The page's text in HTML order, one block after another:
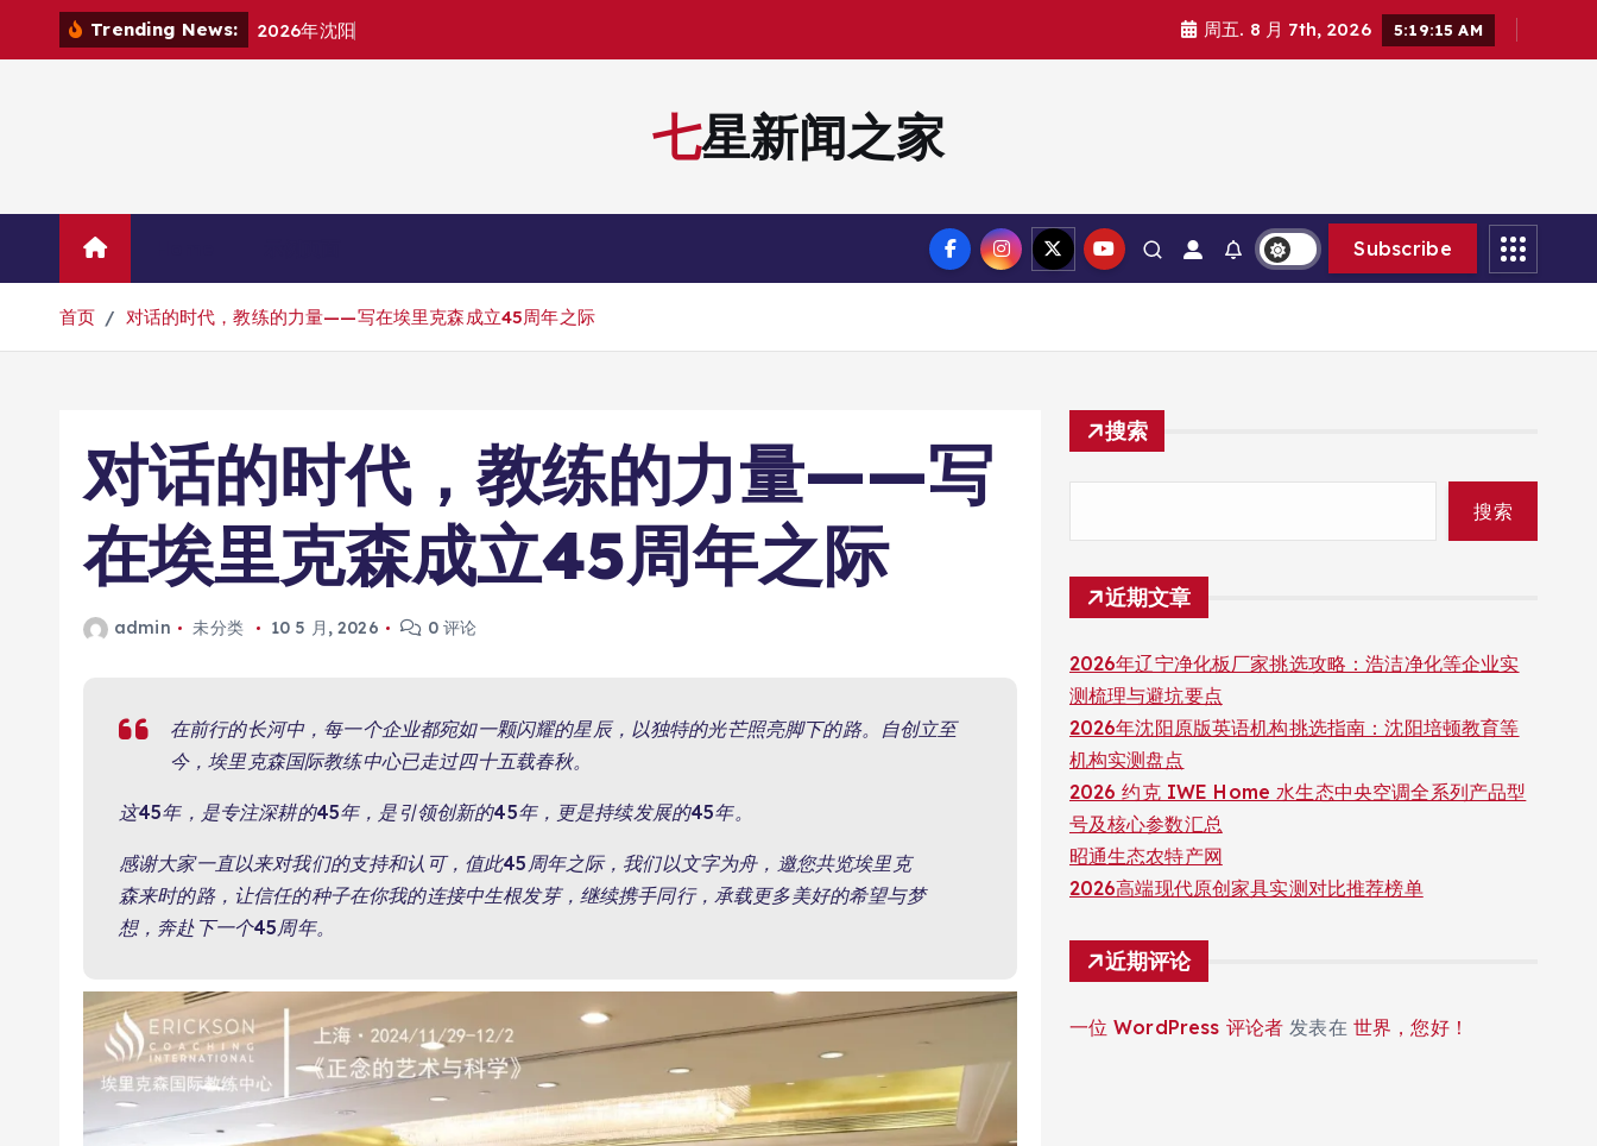
Trending News: 2026年沈阳 周五. 8 月 7th, 2026 5:19:17 AM
七星新闻之家
Subscribe
首页 对话的时代，教练的力量——写在埃里克森成立45周年之际
对话的时代，教练的力量——写
在埃里克森成立45周年之际
admin 未分类 10 5 月, 2026 0 评论
在前行的长河中，每一个企业都宛如一颗闪耀的星辰，以独特的光芒照亮脚下的路。自创立至
今，埃里克森国际教练中心已走过四十五载春秋。
这45年，是专注深耕的45年，是引领创新的45年，更是持续发展的45年。
感谢大家一直以来对我们的支持和认可，值此45周年之际，我们以文字为舟，邀您共览埃里克
森来时的路，让信任的种子在你我的连接中生根发芽，继续携手同行，承载更多美好的希望与梦
想，奔赴下一个45周年。
搜索
搜索
近期文章
2026年辽宁净化板厂家挑选攻略：浩洁净化等企业实
测梳理与避坑要点
2026年沈阳原版英语机构挑选指南：沈阳培顿教育等
机构实测盘点
2026 约克 IWE Home 水生态中央空调全系列产品型
号及核心参数汇总
昭通生态农特产网
2026高端现代原创家具实测对比推荐榜单
近期评论
一位 WordPress 评论者 发表在 世界，您好！